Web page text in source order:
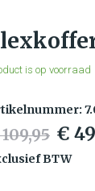
is op voorraad
€
BTW